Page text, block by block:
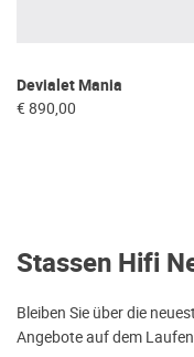
Devialet Mania
€ 890,00
Stassen Hifi
Bleiben Sie über die
Angebote auf dem